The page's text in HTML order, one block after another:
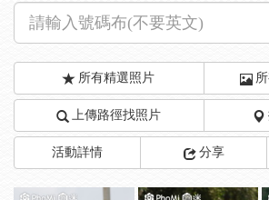
所有精選照片
上傳路徑找照片
活動詳情 分享